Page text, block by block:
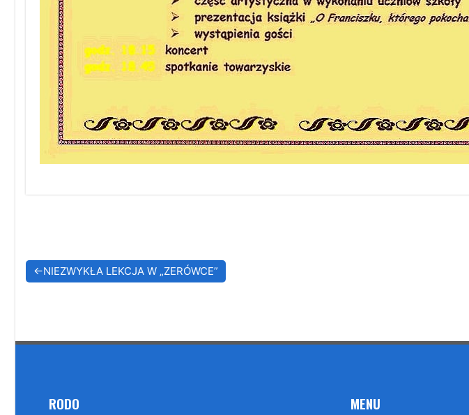
Nawigacja
wpisu
NIEZWYKŁA LEKCJA W „ZERÓWCE”
RODO MENU